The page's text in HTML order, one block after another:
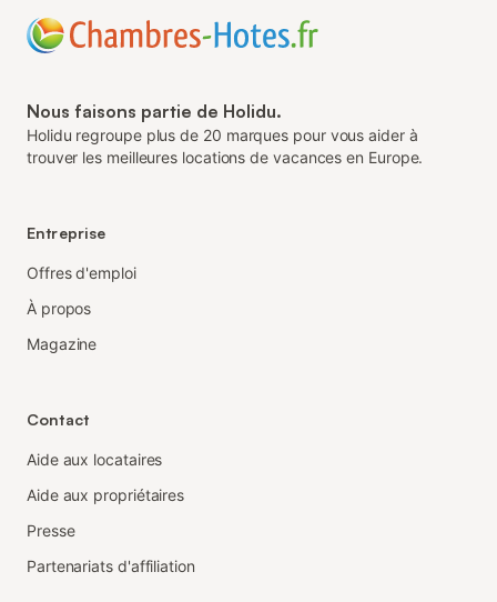
Nous faisons partie de Holidu.
Holidu regroupe plus de 20 marques pour vous aider à
trouver les meilleures locations de vacances en Europe.
Entreprise
Offres d'emploi
À propos
Magazine
Contact
Aide aux locataires
Aide aux propriétaires
Presse
Partenariats d'affiliation